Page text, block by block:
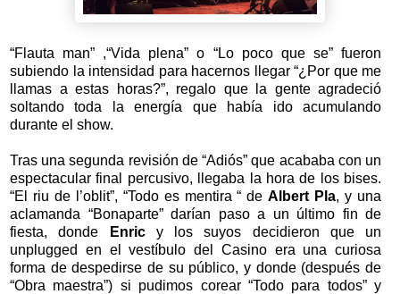
“Flauta man” ,“Vida plena” o “Lo poco que se” fueron
subiendo la intensidad para hacernos llegar “¿Por que me
llamas a estas horas?”, regalo que la gente agradeció
soltando toda la energía que había ido acumulando
durante el show.
Tras una segunda revisión de “Adiós” que acababa con un
espectacular final percusivo, llegaba la hora de los bises.
“El riu de l’oblit”, “Todo es mentira “ deAlbert Pla, y una
aclamanda “Bonaparte” darían paso a un último fin de
fiesta, donde
Enricy los suyos decidieron que un
unplugged en el vestíbulo del Casino era una curiosa
forma de despedirse de su público, y donde (después de
“Obra maestra”) si pudimos corear “Todo para todos” y